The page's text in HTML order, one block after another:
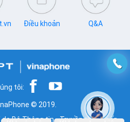
Điều khoản Q&A
tôi:
© 2019.
Bộ Thông tin - Truyền thông cấp